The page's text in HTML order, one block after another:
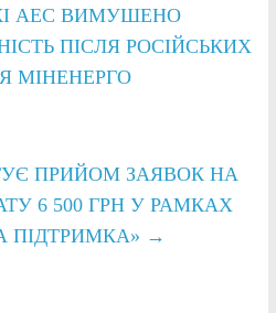
АЕС ВИМУШЕНО
ПІСЛЯ РОСІЙСЬКИХ
МІНЕНЕРГО
ПРИЙОМ ЗАЯВОК НА
6 500 ГРН У РАМКАХ
ПІДТРИМКА» →